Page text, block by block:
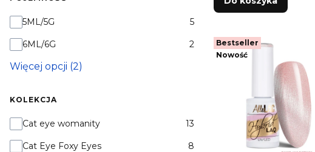
Pojemność
5ML/5G 5
6ML/6G 2
Więcej opcji (2)
KOLEKCJA
Kolekcja
Cat eye womanity 13
Cat Eye Foxy Eyes 8
Bestseller
Nowość